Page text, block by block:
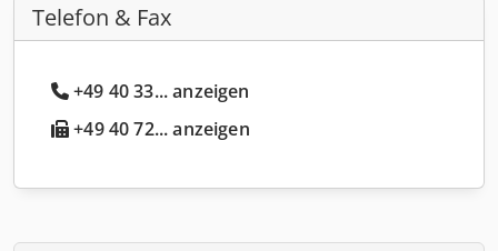
Telefon & Fax
+49 40 33... anzeigen
+49 40 72... anzeigen